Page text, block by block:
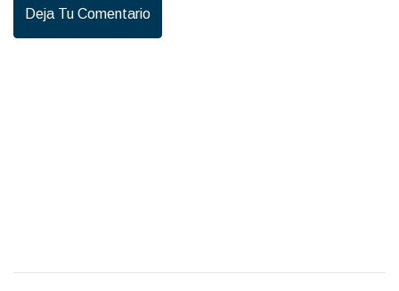
Deja Tu Comentario